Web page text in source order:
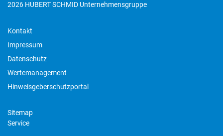
2026 HUBERT SCHMID Unternehmensgruppe
Kontakt
Impressum
Datenschutz
Wertemanagement
Hinweisgeberschutzportal
Sitemap
Service